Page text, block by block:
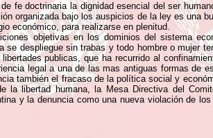
fe doctrinaria la dignidad esencial del ser
organizada bajo los auspicios de la ley es una
económico, para realizarse en plenitud.
objetivas en los dominios del sistema
se despliegue sin trabas y todo hombre o mujer
publicas, que ha recurrido al
legal a una de las mas antiguas formas de
también el fracaso de la política social y
la libertad humana, la Mesa Directiva del
y la denuncia como una nueva violación de